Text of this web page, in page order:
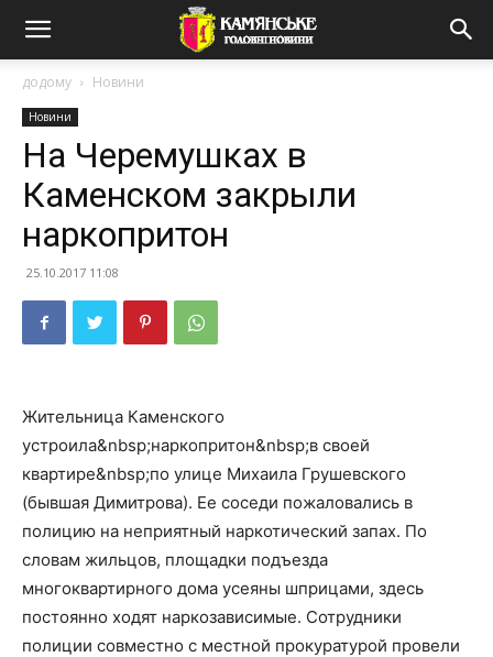
додому Новини
Новини
На Черемушках в
Каменском закрыли
наркопритон
25.10.2017 11:08
Жительница Каменского
устроила&nbsp;наркопритон&nbsp;в своей
квартире&nbsp;по улице Михаила Грушевского
(бывшая Димитрова). Ее соседи пожаловались в
полицию на неприятный наркотический запах. По
словам жильцов, площадки подъезда
многоквартирного дома усеяны шприцами, здесь
постоянно ходят наркозависимые. Сотрудники
полиции совместно с местной прокуратурой провели